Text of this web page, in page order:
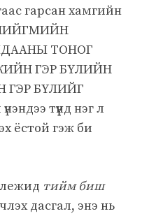
гарсан хамгийн
НИЙГМИЙН
ТОНОГ
ГЭР БҮЛИЙН
ГЭР БҮЛИЙГ
түүнд нэг л
ёстой гэж би
тийм биш
дасгал, энэ нь